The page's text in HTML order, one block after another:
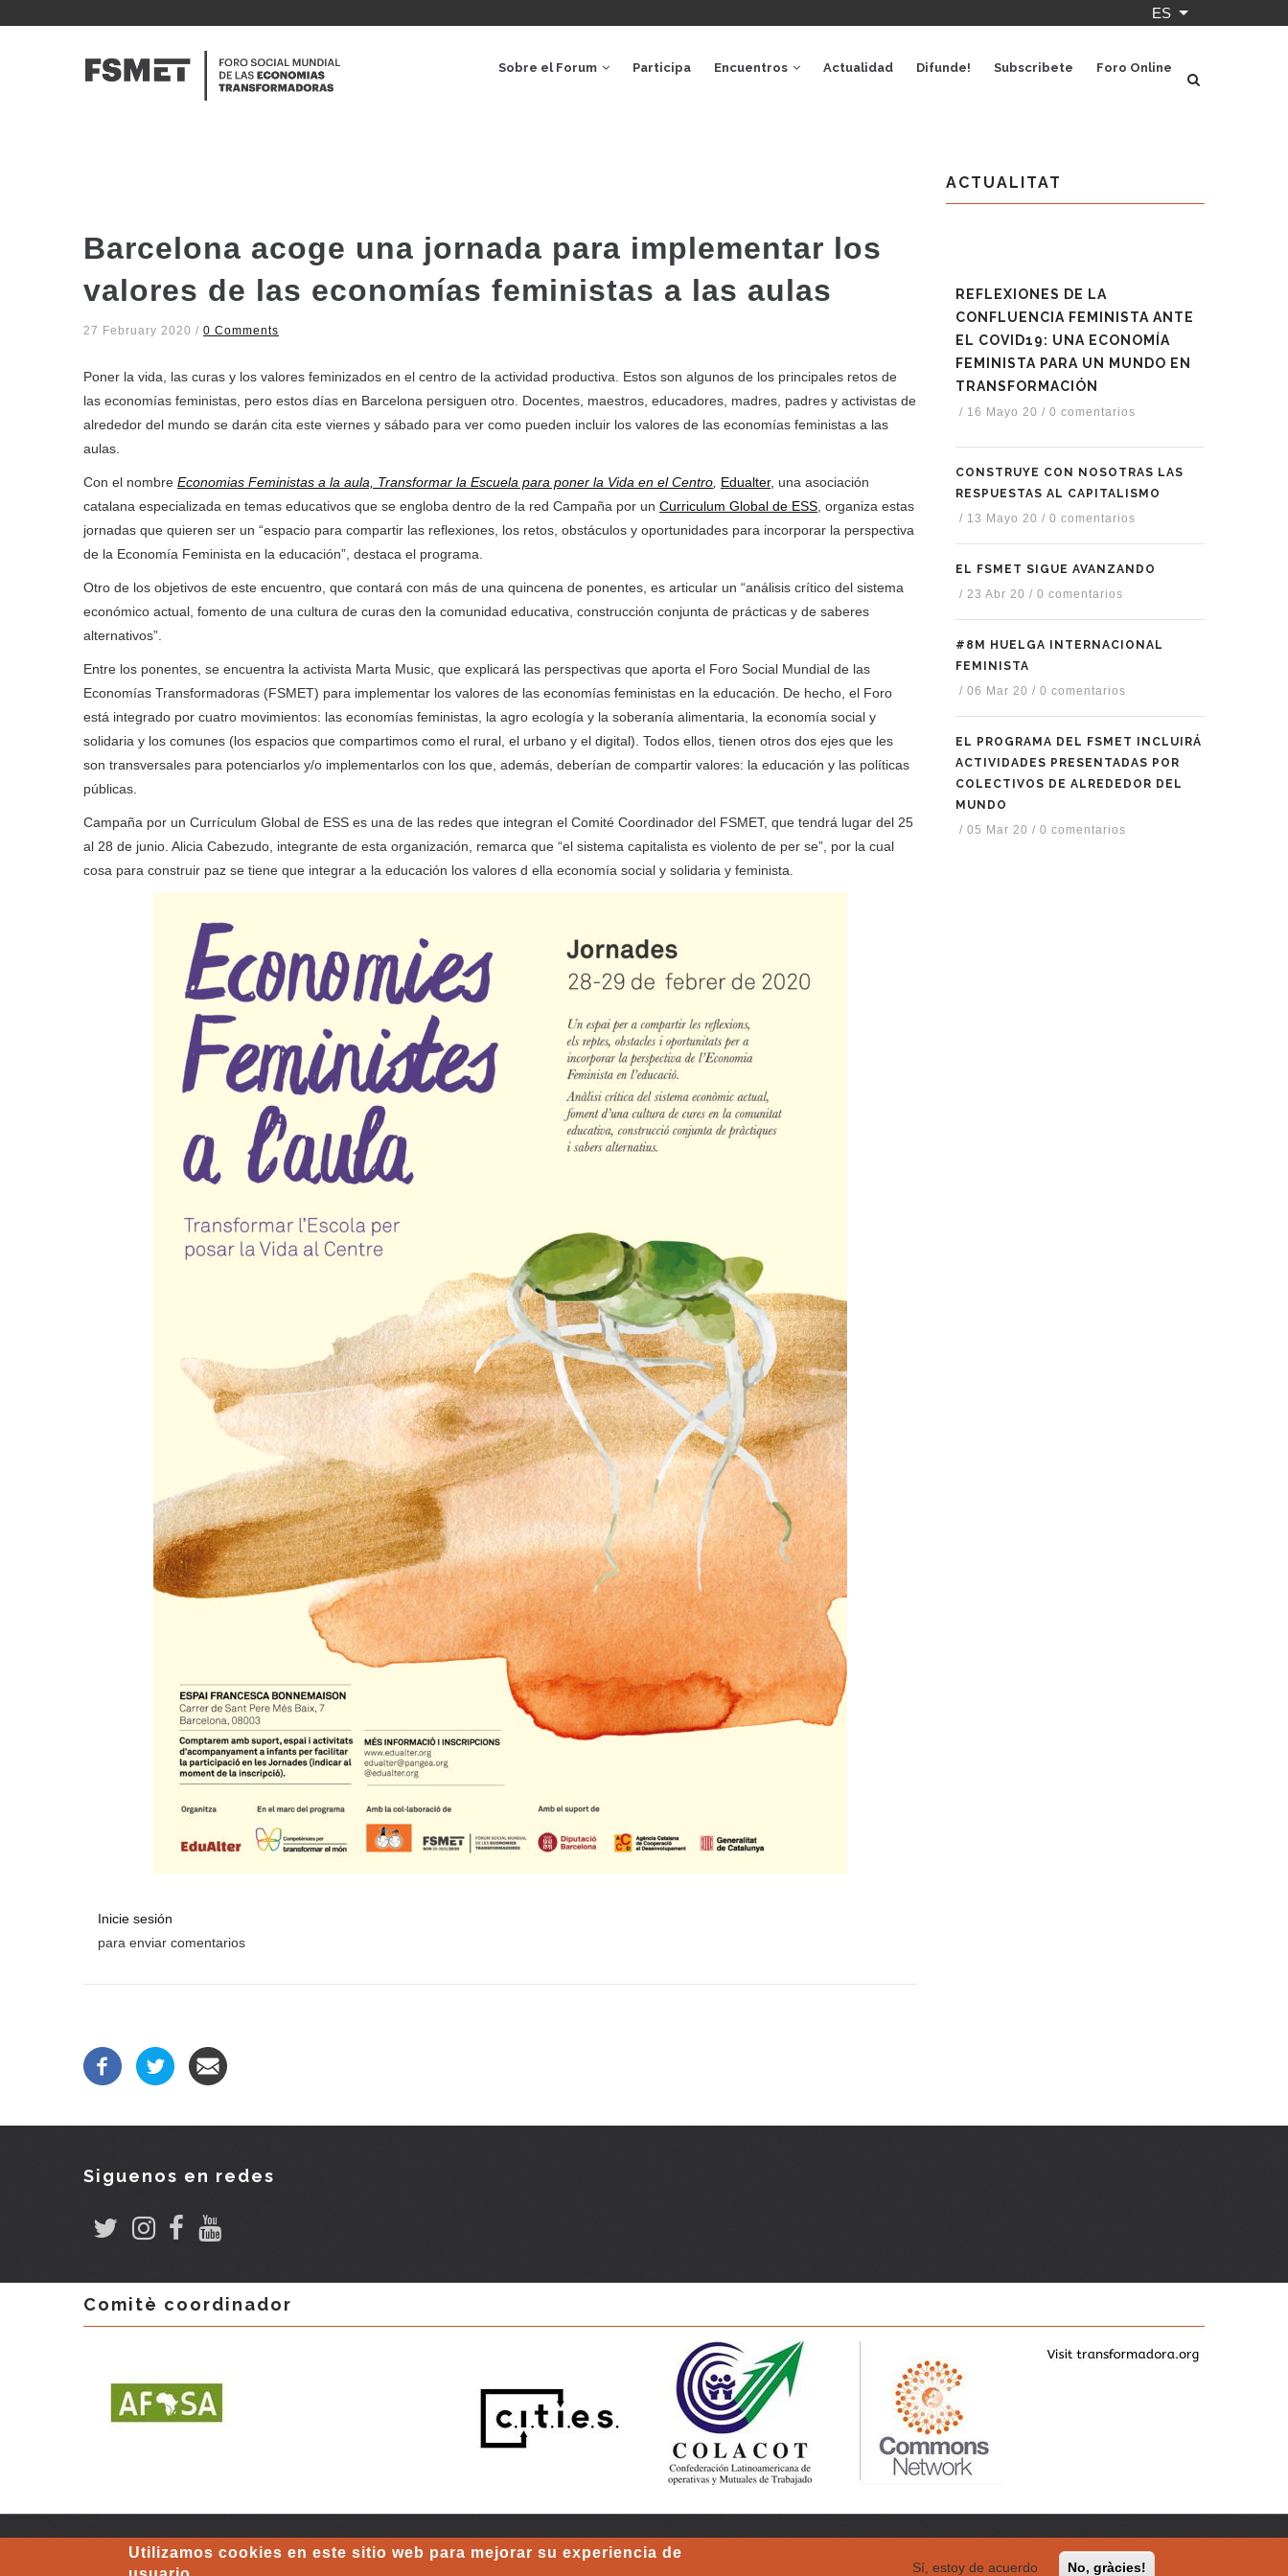
ES Lista adicional
PRINCIPALSobre el Forum Participa Encuentros Actualidad Difunde! Subscribete Foro Online
Barcelona acoge una jornada para implementar los
valores de las economías feministas a las aulas
27 February 2020 / 0 Comments
Poner la vida, las curas y los valores feminizados en el centro de la actividad productiva. Estos son algunos de los principales retos de
las economías feministas, pero estos días en Barcelona persiguen otro. Docentes, maestros, educadores, madres, padres y activistas de
alrededor del mundo se darán cita este viernes y sábado para ver como pueden incluir los valores de las economías feministas a las
aulas.
Con el nombre Economias Feministas a la aula, Transformar la Escuela para poner la Vida en el Centro, Edualter, una asociación
catalana especializada en temas educativos que se engloba dentro de la red Campaña por un Curriculum Global de ESS, organiza estas
jornadas que quieren ser un “espacio para compartir las reflexiones, los retos, obstáculos y oportunidades para incorporar la perspectiva
de la Economía Feminista en la educación”, destaca el programa.
Otro de los objetivos de este encuentro, que contará con más de una quincena de ponentes, es articular un “análisis crítico del sistema
económico actual, fomento de una cultura de curas den la comunidad educativa, construcción conjunta de prácticas y de saberes
alternativos”.
Entre los ponentes, se encuentra la activista Marta Music, que explicará las perspectivas que aporta el Foro Social Mundial de las
Economías Transformadoras (FSMET) para implementar los valores de las economías feministas en la educación. De hecho, el Foro
está integrado por cuatro movimientos: las economías feministas, la agro ecología y la soberanía alimentaria, la economía social y
solidaria y los comunes (los espacios que compartimos como el rural, el urbano y el digital). Todos ellos, tienen otros dos ejes que les
son transversales para potenciarlos y/o implementarlos con los que, además, deberían de compartir valores: la educación y las políticas
públicas.
Campaña por un Currículum Global de ESS es una de las redes que integran el Comité Coordinador del FSMET, que tendrá lugar del 25
al 28 de junio. Alicia Cabezudo, integrante de esta organización, remarca que “el sistema capitalista es violento de per se”, por la cual
cosa para construir paz se tiene que integrar a la educación los valores d ella economía social y solidaria y feminista.
Inicie sesión
para enviar comentarios
ACTUALITAT
REFLEXIONES DE LA
CONFLUENCIA FEMINISTA ANTE
EL COVID19: UNA ECONOMÍA
FEMINISTA PARA UN MUNDO EN
TRANSFORMACIÓN
/ 16 Mayo 20 / 0 comentarios
CONSTRUYE CON NOSOTRAS LAS
RESPUESTAS AL CAPITALISMO
/ 13 Mayo 20 / 0 comentarios
EL FSMET SIGUE AVANZANDO
/ 23 Abr 20 / 0 comentarios
#8M HUELGA INTERNACIONAL
FEMINISTA
/ 06 Mar 20 / 0 comentarios
EL PROGRAMA DEL FSMET INCLUIRÁ
ACTIVIDADES PRESENTADAS POR
COLECTIVOS DE ALREDEDOR DEL
MUNDO
/ 05 Mar 20 / 0 comentarios
Siguenos en redes
Comitè coordinador
Utilizamos cookies en este sitio web para mejorar su experiencia de
Sí, estoy de acuerdo No, gràcies!